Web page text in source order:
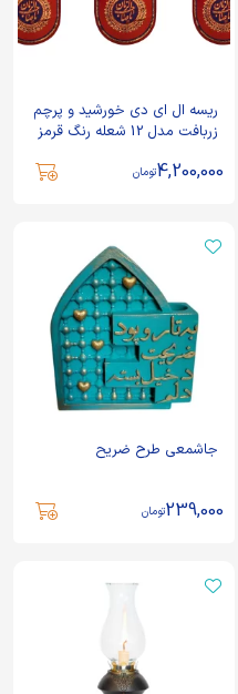
ریسه ال ای دی خورشید و پرچم
زربافت مدل 12 شعله رنگ قرمز
4,200,000تومان
جاشمعی طرح ضریح
239,000تومان